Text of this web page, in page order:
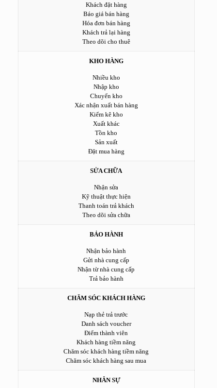
Khách đặt hàng
Báo giá bán hàng
Hóa đơn bán hàng
Khách trả lại hàng
Theo dõi cho thuê
KHO HÀNG
Nhiều kho
Nhập kho
Chuyển kho
Xác nhận xuất bán hàng
Kiểm kê kho
Xuất khác
Tồn kho
Sản xuất
Đặt mua hàng
SỬA CHỮA
Nhận sửa
Kỹ thuật thực hiện
Thanh toán trả khách
Theo dõi sửa chữa
BẢO HÀNH
Nhận bảo hành
Gửi nhà cung cấp
Nhận từ nhà cung cấp
Trả bảo hành
CHĂM SÓC KHÁCH HÀNG
Nạp thẻ trả trước
Danh sách voucher
Điểm thành viên
Khách hàng tiềm năng
Chăm sóc khách hàng tiềm năng
Chăm sóc khách hàng sau mua
NHÂN SỰ